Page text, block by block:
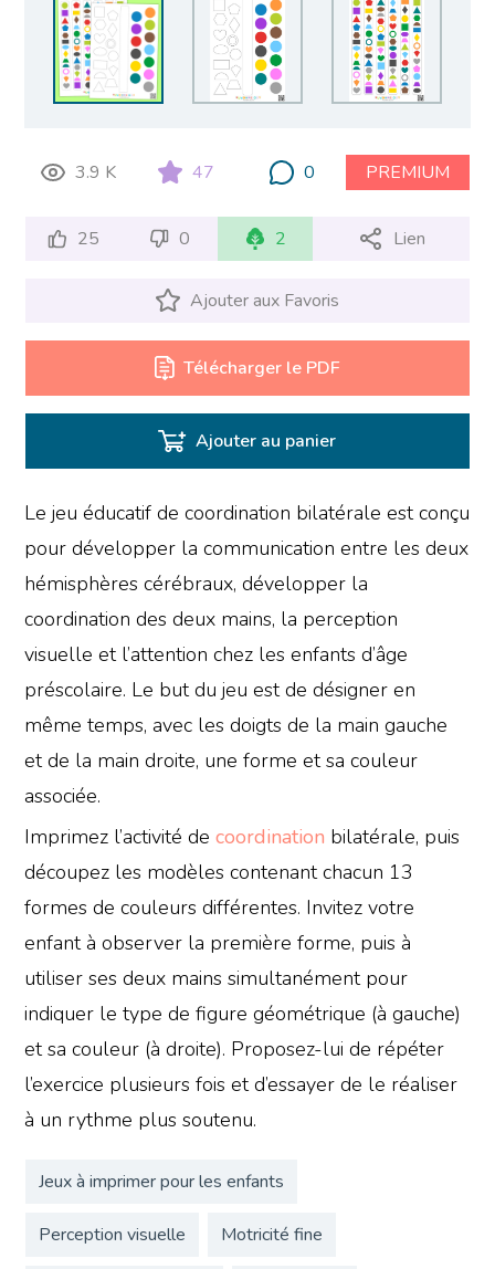
3.9 K 47 0 PREMIUM
25 0 2 Lien
Ajouter aux Favoris
Télécharger le PDF
Ajouter au panier
Le jeu éducatif de coordination bilatérale est conçu
pour développer la communication entre les deux
hémisphères cérébraux, développer la
coordination des deux mains, la perception
visuelle et l’attention chez les enfants d’âge
préscolaire. Le but du jeu est de désigner en
même temps, avec les doigts de la main gauche
et de la main droite, une forme et sa couleur
associée.
Imprimez l’activité decoordination bilatérale, puis
découpez les modèles contenant chacun 13
formes de couleurs différentes. Invitez votre
enfant à observer la première forme, puis à
utiliser ses deux mains simultanément pour
indiquer le type de figure géométrique (à gauche)
et sa couleur (à droite). Proposez-lui de répéter
l’exercice plusieurs fois et d’essayer de le réaliser
à un rythme plus soutenu.
Jeux à imprimer pour les enfants
Perception visuelle Motricité fine